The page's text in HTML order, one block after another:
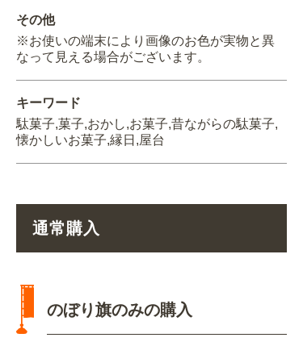
その他
※お使いの端末により画像のお色が実物と異
なって見える場合がございます。
キーワード
駄菓子,菓子,おかし,お菓子,昔ながらの駄菓子,
懐かしいお菓子,縁日,屋台
通常購入
のぼり旗のみの購入